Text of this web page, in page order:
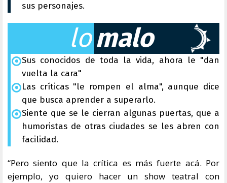
sus personajes.
lomalo
Sus conocidos de toda la vida, ahora le "dan
vuelta la cara"
Las críticas "le rompen el alma", aunque dice
que busca aprender a superarlo.
Siente que se le cierran algunas puertas, que a
humoristas de otras ciudades se les abren con
facilidad.
“Pero siento que la crítica es más fuerte acá. Por
ejemplo, yo quiero hacer un show teatral con